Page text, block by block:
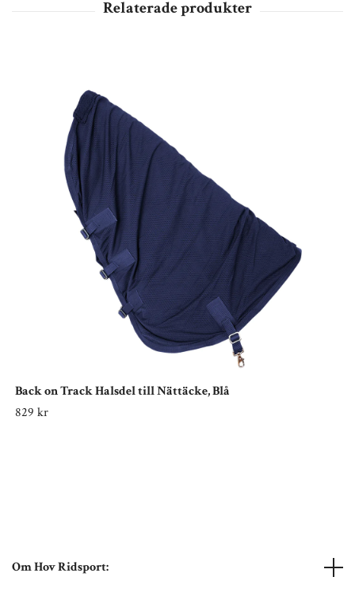
Back on Track Halsdel till Nättäcke, Blå
829 kr
Om Hov Ridsport: